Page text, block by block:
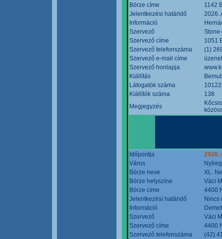
Börze címe
1142
Jelentkezési határidő
2026.
Információ
Szervező
Szervező címe
1051
Szervező telefonszáma
(1)
Szervező e-mail címe
Szervező honlapja
Kiállítás
Látogatók száma
10122
Kiállítók száma
138
Megjegyzés
Időpontja
2026.
Város
Börze neve
XL.
Börze helyszíne
Váci
Börze címe
4400
Jelentkezési határidő
Nincs
Információ
Szervező
Váci
Szervező címe
4400
Szervező telefonszáma
(42)